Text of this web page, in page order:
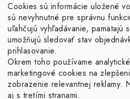
Cookies sú informácie uložené
sú nevyhnutné pre správnu
uľahčujú vyhľadávanie, pamätajú
umožňujú sledovať stav
prihlasovanie.
Okrem toho používame
marketingové cookies na
zobrazenie relevantnej reklamy.
aj s tretími stranami.
Facebook